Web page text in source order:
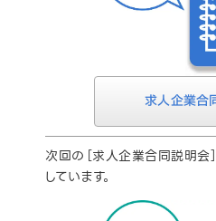
求人企業合
次回の［求人企業合同説明会
しています。